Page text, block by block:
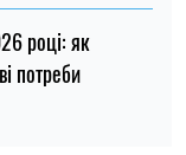
році: як
потреби